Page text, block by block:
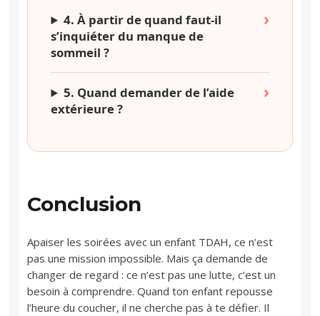
4. À partir de quand faut-il
s’inquiéter du manque de
sommeil ?
5. Quand demander de l’aide
extérieure ?
Conclusion
Apaiser les soirées avec un enfant TDAH, ce n’est
pas une mission impossible. Mais ça demande de
changer de regard : ce n’est pas une lutte, c’est un
besoin à comprendre. Quand ton enfant repousse
l’heure du coucher, il ne cherche pas à te défier. Il